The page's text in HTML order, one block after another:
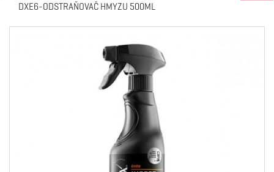
DXE6-ODSTRAŇOVAČ HMYZU 500ML